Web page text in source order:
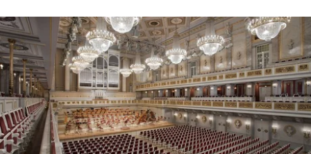
Image
gallery